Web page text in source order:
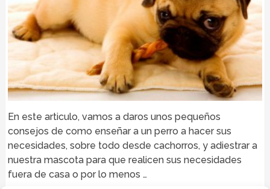
En este articulo, vamos a daros unos pequeños
consejos de como enseñar a un perro a hacer sus
necesidades, sobre todo desde cachorros, y adiestrar a
nuestra mascota para que realicen sus necesidades
fuera de casa o por lo menos …